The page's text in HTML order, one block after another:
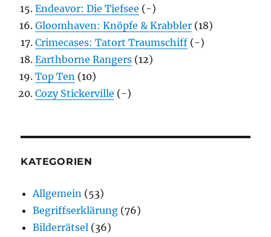
Endeavor: Die Tiefsee (-)
Gloomhaven: Knöpfe & Krabbler (18)
Crimecases: Tatort Traumschiff (-)
Earthborne Rangers (12)
Top Ten (10)
Cozy Stickerville (-)
KATEGORIEN
Allgemein (53)
Begriffserklärung (76)
Bilderrätsel (36)